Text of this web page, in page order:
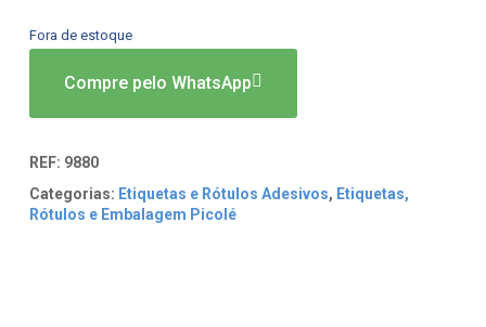
Fora de estoque
Compre pelo WhatsApp
REF: 9880
Categorias: Etiquetas e Rótulos Adesivos, Etiquetas,
Rótulos e Embalagem Picolé